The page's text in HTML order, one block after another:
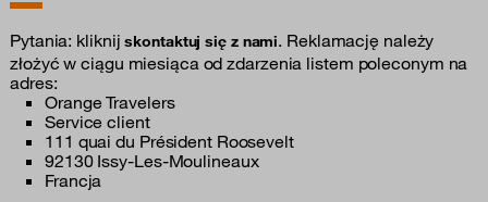
Pytania: kliknijskontaktuj się z nami. Reklamację należy
złożyć w ciągu miesiąca od zdarzenia listem poleconym na
adres:
Orange Travelers
Service client
111 quai du Président Roosevelt
92130 Issy-Les-Moulineaux
Francja